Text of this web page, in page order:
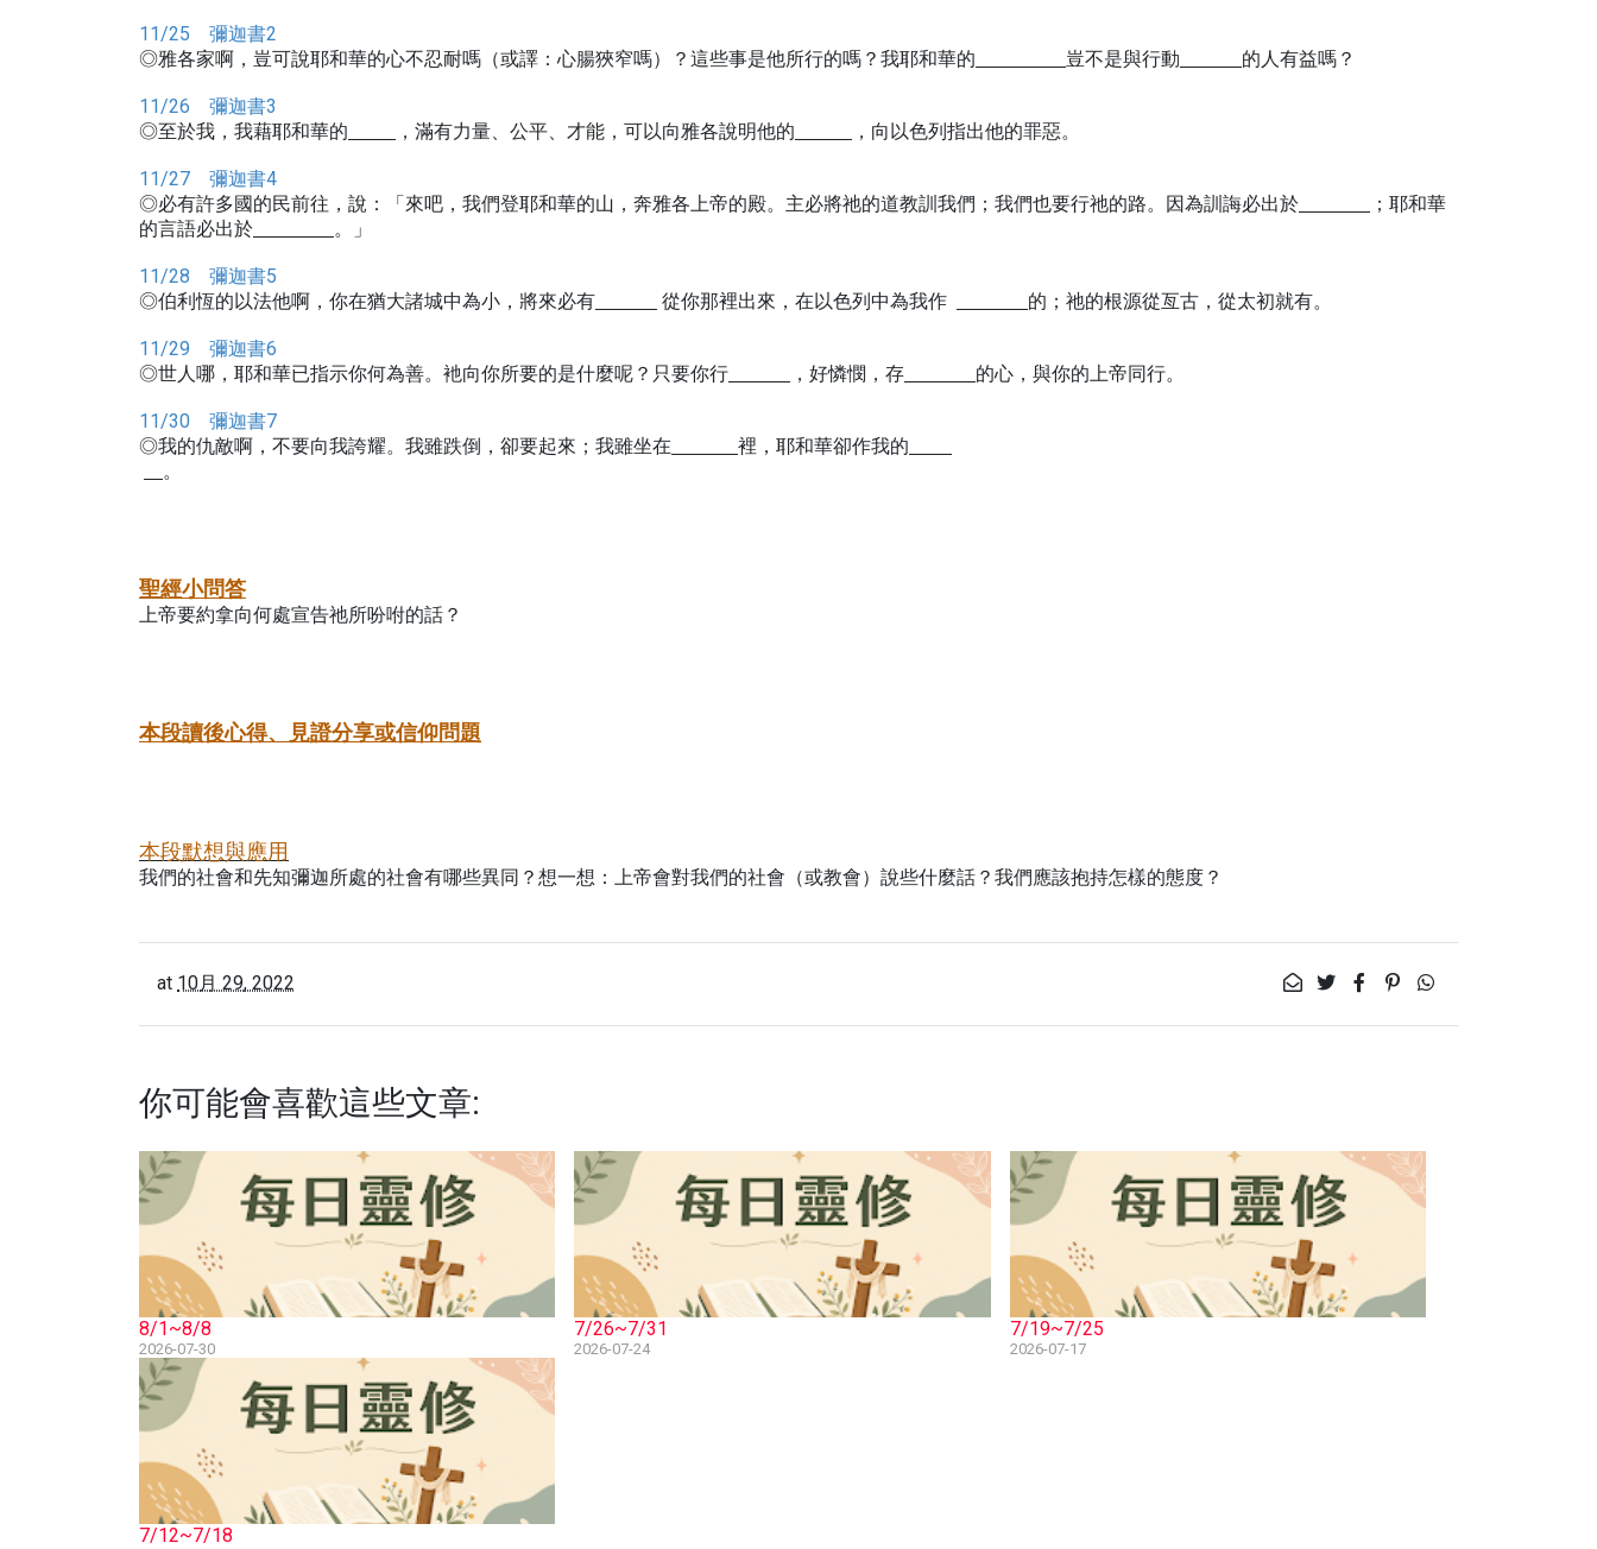
11/25 彌迦書2
◎雅各家啊，豈可說耶和華的心不忍耐嗎（或譯：心腸狹窄嗎）？這些事是他所行的嗎？我耶和華的
豈不是與行動 的人有益嗎？
11/26 彌迦書3
◎至於我，我藉耶和華的
，滿有力量、公平、才能，可以向雅各說明他的 ，向以色列指出他的罪惡。
11/27 彌迦書4
◎必有許多國的民前往，說：「來吧，我們登耶和華的山，奔雅各上帝的殿。主必將祂的道教訓我們；我們也要行祂的路。因為訓誨必出於
；耶和華
的言語必出於
。」
11/28 彌迦書5
◎伯利恆的以法他啊，你在猶大諸城中為小，將來必有
從你那裡出來，在以色列中為我作 的；祂的根源從亙古，從太初就有。
11/29 彌迦書6
◎世人哪，耶和華已指示你何為善。衪向你所要的是什麼呢？只要你行
，好憐憫，存 的心，與你的上帝同行。
11/30 彌迦書7
◎我的仇敵啊，不要向我誇耀。我雖跌倒，卻要起來；我雖坐在
裡，耶和華卻作我的
。
聖經小問答
上帝要約拿向何處宣告祂所吩咐的話？
本段讀後心得、見證分享或信仰問題
本段默想與應用
我們的社會和先知彌迦所處的社會有哪些異同？想一想：上帝會對我們的社會（或教會）說些什麼話？我們應該抱持怎樣的態度？
at 10月 29, 2022
你可能會喜歡這些文章:
8/1~8/8
2026-07-30
7/26~7/31
2026-07-24
7/19~7/25
2026-07-17
7/12~7/18